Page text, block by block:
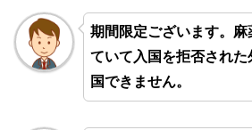
期間限定ございます。麻
ていて入国を拒否された
国できません。